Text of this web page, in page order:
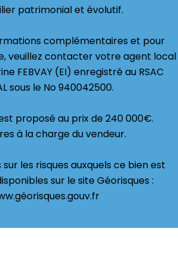
patrimonial et évolutif.
complémentaires et pour
veuillez contacter votre agent local
FEBVAY (EI) enregistré au RSAC
sous le No 940042500.
proposé au prix de 240 000€.
à la charge du vendeur.
les risques auxquels ce bien est
sur le site Géorisques :